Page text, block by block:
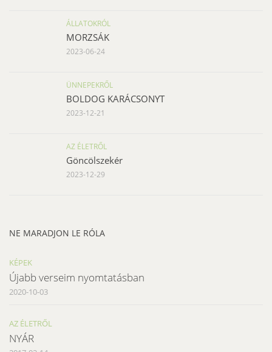
ÁLLATOKRÓL
MORZSÁK
2023-06-24
ÜNNEPEKRŐL
BOLDOG KARÁCSONYT
2023-12-21
AZ ÉLETRŐL
Göncölszekér
2023-12-29
NE MARADJON LE RÓLA
KÉPEK
Újabb verseim nyomtatásban
2020-10-03
AZ ÉLETRŐL
NYÁR